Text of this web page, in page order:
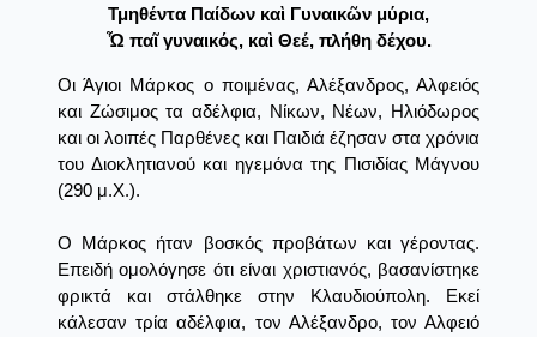
Τμηθέντα Παίδων καὶ Γυναικῶν μύρια,
Ὦ παῖ γυναικός, καὶ Θεέ, πλήθη δέχου.
Οι Άγιοι Μάρκος ο ποιμένας, Αλέξανδρος, Αλφειός
και Ζώσιμος τα αδέλφια, Νίκων, Νέων, Ηλιόδωρος
και οι λοιπές Παρθένες και Παιδιά έζησαν στα χρόνια
του Διοκλητιανού και ηγεμόνα της Πισιδίας Μάγνου
(290 μ.Χ.).
Ο Μάρκος ήταν βοσκός προβάτων και γέροντας.
Επειδή ομολόγησε ότι είναι χριστιανός, βασανίστηκε
φρικτά και στάλθηκε στην Κλαυδιούπολη. Εκεί
κάλεσαν τρία αδέλφια, τον Αλέξανδρο, τον Αλφειό